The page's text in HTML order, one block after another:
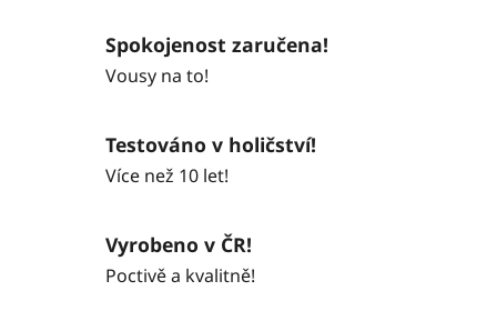
Spokojenost zaručena!
Vousy na to!
Testováno v holičství!
Více než 10 let!
Vyrobeno v ČR!
Poctivě a kvalitně!